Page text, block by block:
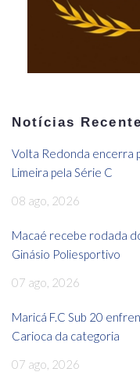
Notícias
Volta Redonda encerra
Limeira pela Série C
08 ago, 2026
Macaé recebe rodada
Ginásio Poliesportivo
07 ago, 2026
Maricá F.C Sub 20
Carioca da categoria
07 ago, 2026